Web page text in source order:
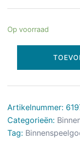
Op voorraad
Artikelnummer:
Categorieën:
Tag: